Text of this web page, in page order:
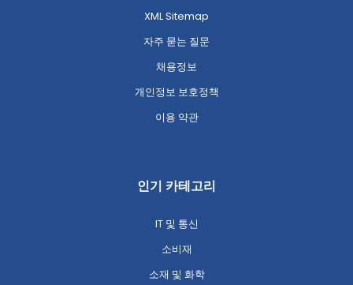
XML Sitemap
자주 묻는 질문
채용정보
개인정보 보호정책
이용 약관
인기 카테고리
IT 및 통신
소비재
소재 및 화학